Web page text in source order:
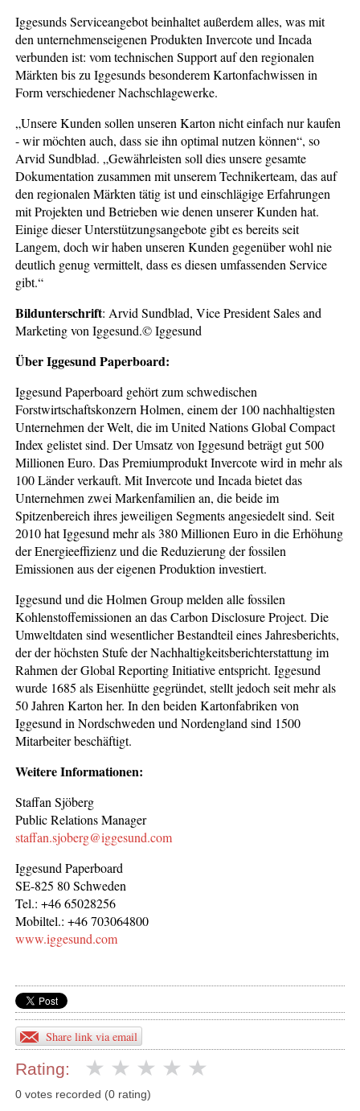
Iggesunds Serviceangebot beinhaltet außerdem alles, was mit
den unternehmenseigenen Produkten Invercote und Incada
verbunden ist: vom technischen Support auf den regionalen
Märkten bis zu Iggesunds besonderem Kartonfachwissen in
Form verschiedener Nachschlagewerke.
„Unsere Kunden sollen unseren Karton nicht einfach nur kaufen
- wir möchten auch, dass sie ihn optimal nutzen können“, so
Arvid Sundblad. „Gewährleisten soll dies unsere gesamte
Dokumentation zusammen mit unserem Technikerteam, das auf
den regionalen Märkten tätig ist und einschlägige Erfahrungen
mit Projekten und Betrieben wie denen unserer Kunden hat.
Einige dieser Unterstützungsangebote gibt es bereits seit
Langem, doch wir haben unseren Kunden gegenüber wohl nie
deutlich genug vermittelt, dass es diesen umfassenden Service
gibt.“
Bildunterschrift: Arvid Sundblad, Vice President Sales and
Marketing von Iggesund.© Iggesund
Über Iggesund Paperboard:
Iggesund Paperboard gehört zum schwedischen
Forstwirtschaftskonzern Holmen, einem der 100 nachhaltigsten
Unternehmen der Welt, die im United Nations Global Compact
Index gelistet sind. Der Umsatz von Iggesund beträgt gut 500
Millionen Euro. Das Premiumprodukt Invercote wird in mehr als
100 Länder verkauft. Mit Invercote und Incada bietet das
Unternehmen zwei Markenfamilien an, die beide im
Spitzenbereich ihres jeweiligen Segments angesiedelt sind. Seit
2010 hat Iggesund mehr als 380 Millionen Euro in die Erhöhung
der Energieeffizienz und die Reduzierung der fossilen
Emissionen aus der eigenen Produktion investiert.
Iggesund und die Holmen Group melden alle fossilen
Kohlenstoffemissionen an das Carbon Disclosure Project. Die
Umweltdaten sind wesentlicher Bestandteil eines Jahresberichts,
der der höchsten Stufe der Nachhaltigkeitsberichterstattung im
Rahmen der Global Reporting Initiative entspricht. Iggesund
wurde 1685 als Eisenhütte gegründet, stellt jedoch seit mehr als
50 Jahren Karton her. In den beiden Kartonfabriken von
Iggesund in Nordschweden und Nordengland sind 1500
Mitarbeiter beschäftigt.
Weitere Informationen:
Staffan Sjöberg
Public Relations Manager
staffan.sjoberg@iggesund.com
Iggesund Paperboard
SE-825 80 Schweden
Tel.: +46 65028256
Mobiltel.: +46 703064800
www.iggesund.com
Share link via email
Rating:
0 votes recorded (0 rating)